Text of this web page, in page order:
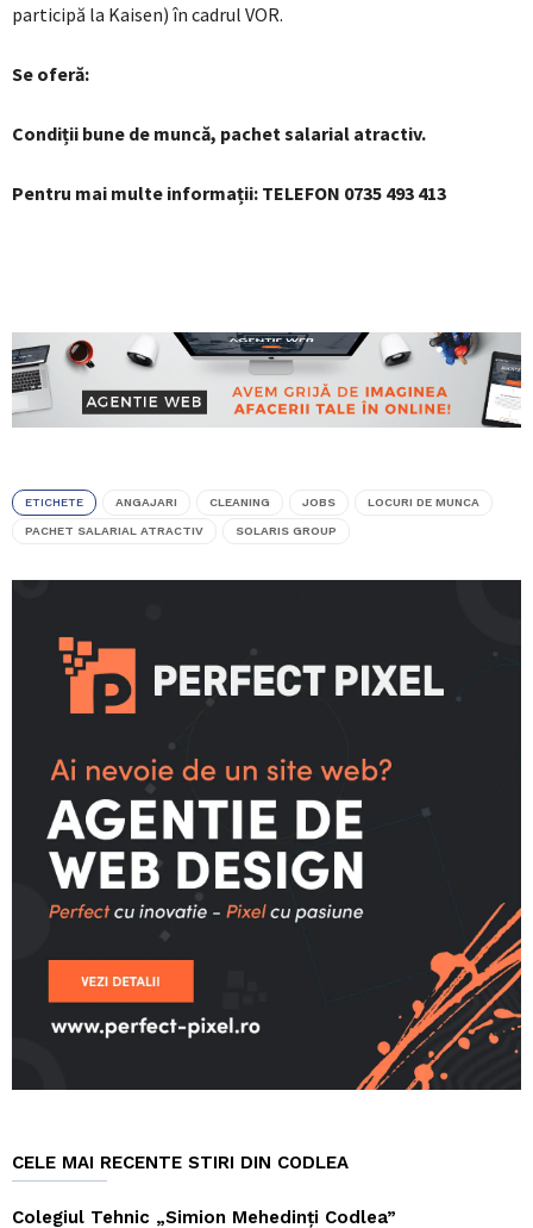
participă la Kaisen) în cadrul VOR.
Se oferă:
Condiții bune de muncă, pachet salarial atractiv.
Pentru mai multe informații: TELEFON 0735 493 413
ETICHETE ANGAJARI CLEANING JOBS LOCURI DE MUNCA
PACHET SALARIAL ATRACTIV SOLARIS GROUP
CELE MAI RECENTE STIRI DIN CODLEA
Colegiul Tehnic „Simion Mehedinți Codlea”